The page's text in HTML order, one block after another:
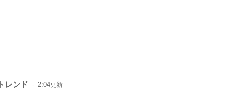
トレンド 2:04更新